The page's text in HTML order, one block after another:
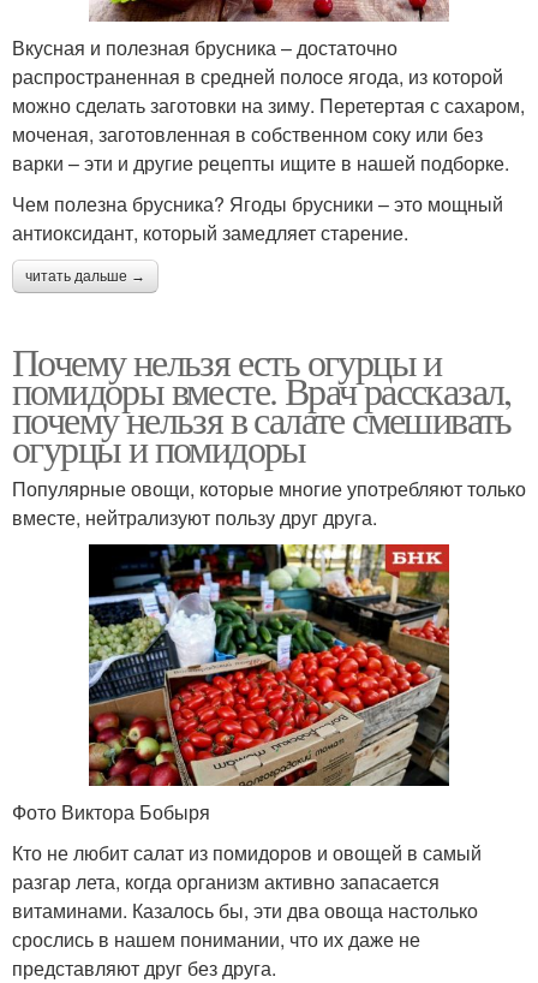
Вкусная и полезная брусника – достаточно
распространенная в средней полосе ягода, из которой
можно сделать заготовки на зиму. Перетертая с сахаром,
моченая, заготовленная в собственном соку или без
варки – эти и другие рецепты ищите в нашей подборке.
Чем полезна брусника? Ягоды брусники – это мощный
антиоксидант, который замедляет старение.
читать дальше →
Почему нельзя есть огурцы и
помидоры вместе. Врач рассказал,
почему нельзя в салате смешивать
огурцы и помидоры
Популярные овощи, которые многие употребляют только
вместе, нейтрализуют пользу друг друга.
Фото Виктора Бобыря
Кто не любит салат из помидоров и овощей в самый
разгар лета, когда организм активно запасается
витаминами. Казалось бы, эти два овоща настолько
срослись в нашем понимании, что их даже не
представляют друг без друга.